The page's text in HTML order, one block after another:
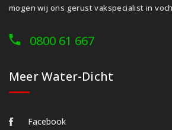
mogen wij ons gerust vakspecialist in
0800 61 667
Meer Water-Dicht
Facebook